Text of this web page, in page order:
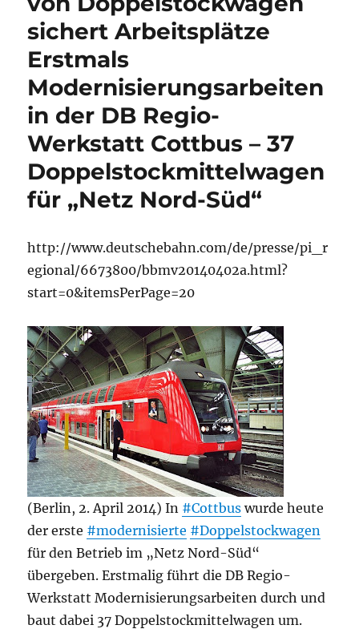
mit
dem
nach
Prag,
aus
Der
Tagesspiegel
sichert Arbeitsplätze
Erstmals
Modernisierungsarbeiten
in der DB Regio-
Werkstatt Cottbus – 37
Doppelstockmittelwagen
für „Netz Nord-Süd“
http://www.deutschebahn.com/de/presse/pi_r
egional/6673800/bbmv20140402a.html?
start=0&itemsPerPage=20
(Berlin, 2. April 2014) In #Cottbus wurde heute
der erste #modernisierte #Doppelstockwagen
für den Betrieb im „Netz Nord-Süd“
übergeben. Erstmalig führt die DB Regio-
Werkstatt Modernisierungsarbeiten durch und
baut dabei 37 Doppelstockmittelwagen um.